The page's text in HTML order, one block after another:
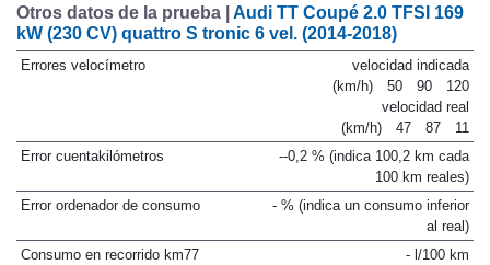
Otros datos de la prueba |Audi TT Coupé 2.0 TFSI 169
kW (230 CV) quattro S tronic 6 vel. (2014-2018)
Errores velocímetro
velocidad indicada
(km/h)
50 90
120
velocidad real
(km/h)
47 87
11
Error cuentakilómetros
--0,2 % (indica 100,2 km cada
100 km reales)
Error ordenador de consumo
- % (indica un consumo inferior
al real)
Consumo en recorrido km77
- l/100 km